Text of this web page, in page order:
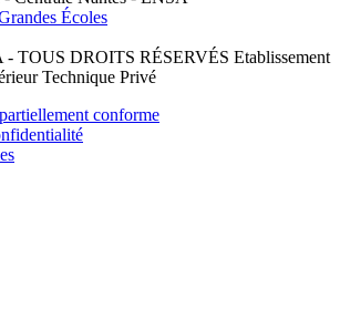
TOUS DROITS RÉSERVÉS Etablissement
Technique Privé
conforme